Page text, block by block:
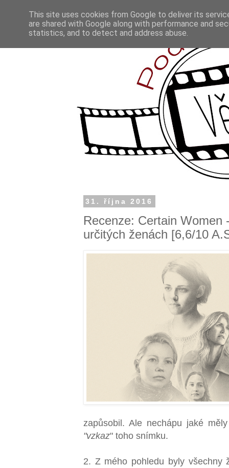
31. října 2016
Recenze: Certain Women
určitých ženách [6,6/10
zapůsobil. Ale nechápu jaké
"vzkaz" toho snímku.
2. Z mého pohledu byly všechny
This site uses cookies from Google to deliver its
are shared with Google along with performance and
statistics, and to detect and address abuse.